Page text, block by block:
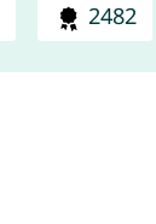
2482